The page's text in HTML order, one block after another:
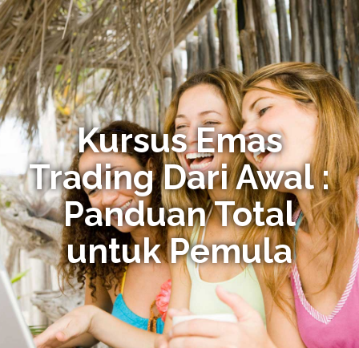
Kursus Emas
Trading Dari Awal :
Panduan Total
untuk Pemula